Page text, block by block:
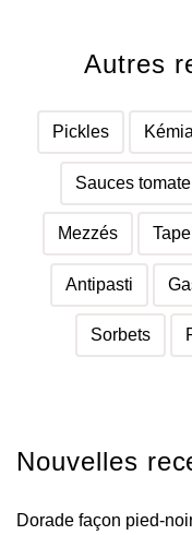
Autres
Pickles
Sauces tomate
Mezzés
Antipasti
Sorbets
Nouvelles
Dorade façon pied-